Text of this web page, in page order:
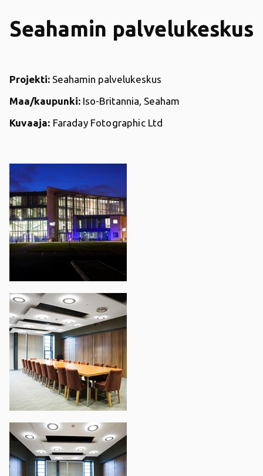
Seahamin palvelukeskus
Projekti: Seahamin palvelukeskus
Maa/kaupunki: Iso-Britannia, Seaham
Kuvaaja: Faraday Fotographic Ltd